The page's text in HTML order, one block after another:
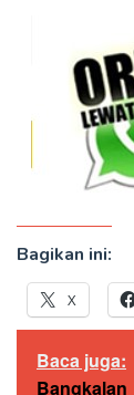
Bagikan ini:
X
Baca juga:
Bangkalan